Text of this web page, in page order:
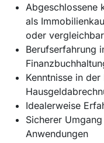
Abgeschlossene
als
oder vergleichbar
Berufserfahrung
Kenntnisse in
Idealerweise
Sicherer
Anwendungen